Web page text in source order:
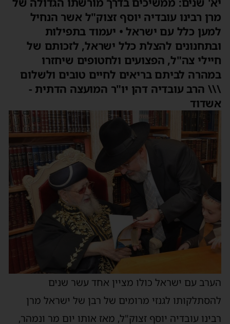
מרן רבינו עובדיה יוסף זצוק"ל אשר הנחיל
למען כלל עם ישראל • יעמוד בתפילות
ובתחנונים להצלת כלל ישראל, לזכותם של
חיילי צה"ל, הפצועים ולחטופים שיחזרו
במהרה לביתם בריאים לחיים טובים ולשלום
\\\ הרב עובדיה דהן יו"ר המועצה הדתית -
אשדוד
הערב עם ישראל כולו מציין אחד עשר שנים
להסתלקותו לגנזי מרומים של רבן של ישראל מרן
רבינו עובדיה יוסף זצוק"ל, מאז אותו יום מר ונמהר,